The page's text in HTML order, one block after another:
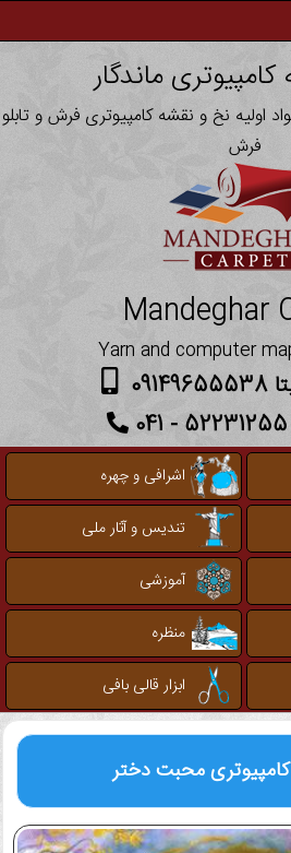
ماندگار
اولیه نخ و نقشه کامپیوتری فرش و تابلو
فرش
Mandeghar
Yarn and computer
اشرافی و چهره
تندیس و آثار ملی
آموزشی
منظره
ابزار قالی بافی
محبت دختر